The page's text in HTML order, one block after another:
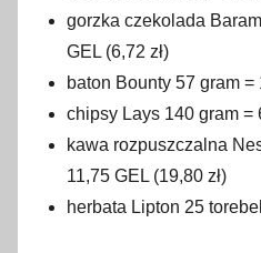
gorzka czekolada
GEL (6,72 zł)
baton Bounty 57 gram =
chipsy Lays 140 gram =
kawa rozpuszczalna
11,75 GEL (19,80 zł)
herbata Lipton 25